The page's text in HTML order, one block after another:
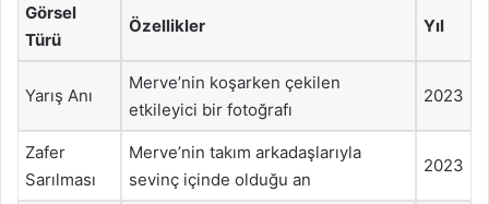
Görsel
Türü
Özellikler Yıl
Yarış Anı
Merve’nin koşarken çekilen
etkileyici bir fotoğrafı
2023
Zafer
Sarılması
Merve’nin takım arkadaşlarıyla
sevinç içinde olduğu an
2023